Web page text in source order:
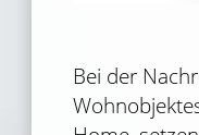
Bei der